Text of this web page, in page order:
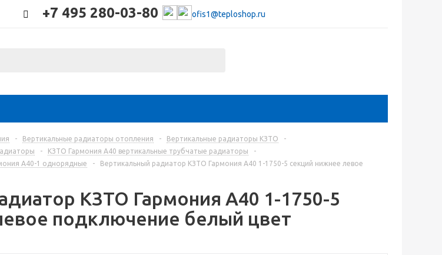
+7 495 280-03-80 ofis1@teploshop.ru
- Вертикальные радиаторы отопления - Вертикальные радиаторы КЗТО
-
- КЗТО Гармония А40 вертикальные трубчатые радиаторы
-
А40-1 однорядные
-
Вертикальный радиатор КЗТО Гармония А40 1-1750-5 секций нижнее левое
КЗТО Гармония А40 1-1750-5
подключение белый цвет